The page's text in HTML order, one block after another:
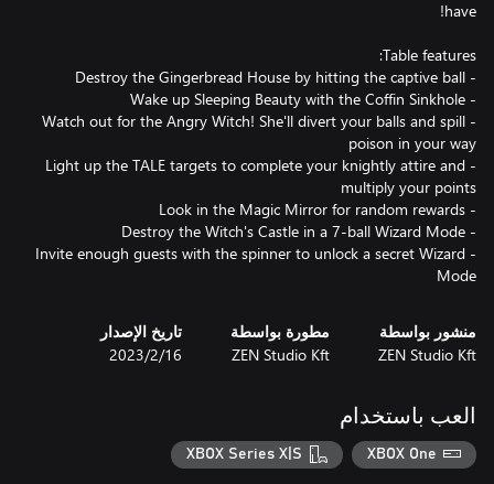
- Watch out for the Angry Witch! She'll divert your balls and spill
- Light up the TALE targets to complete your knightly attire and
- Invite enough guests with the spinner to unlock a secret Wizard
Mode
منشور بواسطة
ZEN Studio Kft
مطورة بواسطة
ZEN Studio Kft
تاريخ الإصدار
16‏/2‏/2023
العب باستخدام
XBOX One
XBOX Series X|S